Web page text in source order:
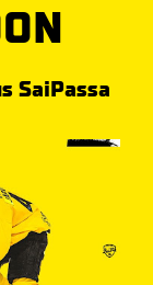
SaiPassa